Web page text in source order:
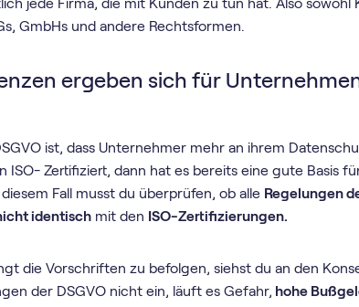
jede Firma, die mit Kunden zu tun hat. Also sowohl
GmbHs und andere Rechtsformen.
ergeben sich für
ist, dass Unternehmer mehr an ihrem
ISO- Zertifiziert, dann hat es bereits eine gute Basis
Fall musst du überprüfen, ob alle Regelungen
identisch mit den ISO-Zertifizierungen.
die Vorschriften zu befolgen, siehst du an den
der DSGVO nicht ein, läuft es Gefahr, hohe